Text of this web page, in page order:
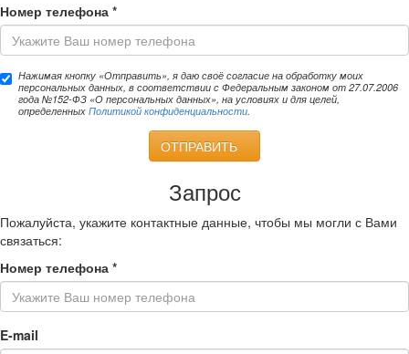
Номер телефона *
Нажимая кнопку «Отправить», я даю своё согласие на обработку моих
персональных данных, в соответствии с Федеральным законом от 27.07.2006
года №152-ФЗ «О персональных данных», на условиях и для целей,
определенных Политикой конфиденциальности
ОТПРАВИТЬ
Запрос
Пожалуйста, укажите контактные данные, чтобы мы могли с Вами
связаться:
Номер телефона *
E-mail